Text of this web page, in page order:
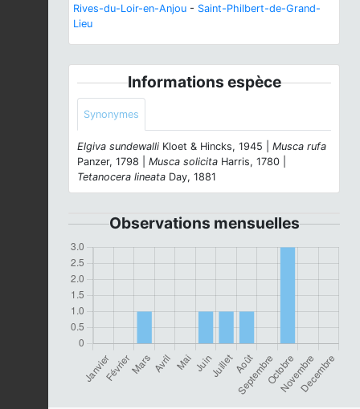
Rives-du-Loir-en-Anjou - Saint-Philbert-de-Grand-
Lieu
Informations espèce
Synonymes
Elgiva sundewalli Kloet & Hincks, 1945 | Musca rufa
Panzer, 1798 | Musca solicita Harris, 1780 |
Tetanocera lineata Day, 1881
Observations mensuelles